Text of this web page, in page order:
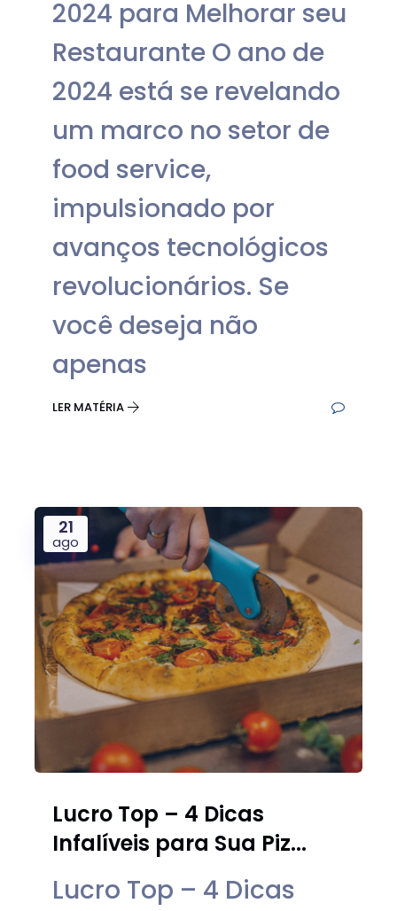
2024 para Melhorar seu
Restaurante O ano de
2024 está se revelando
um marco no setor de
food service,
impulsionado por
avanços tecnológicos
revolucionários. Se
você deseja não
apenas
LER MATÉRIA
21
ago
Lucro Top – 4 Dicas
Infalíveis para Sua Piz...
Lucro Top – 4 Dicas